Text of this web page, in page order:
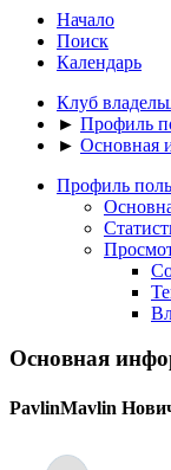
Начало
Поиск
Календарь
Клуб
► Профиль
► Основная
Профиль
Основная
PavlinMavlin